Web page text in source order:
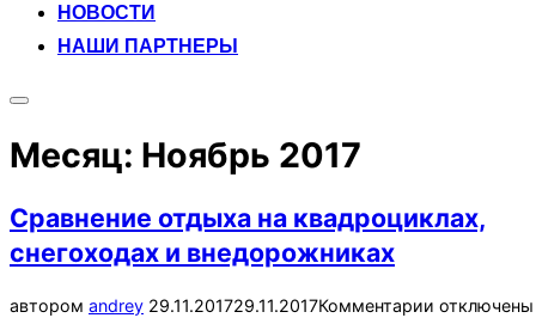
НОВОСТИ
НАШИ ПАРТНЕРЫ
Переключить
панель
и
Месяц: Ноябрь 2017
Сравнение отдыха на квадроциклах,
снегоходах и внедорожниках
автором andreyОпубликовано
29.11.201729.11.2017Комментарии отключены